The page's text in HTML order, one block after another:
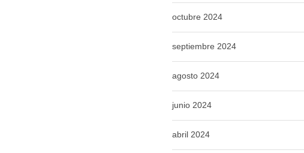
octubre 2024
septiembre 2024
agosto 2024
junio 2024
abril 2024